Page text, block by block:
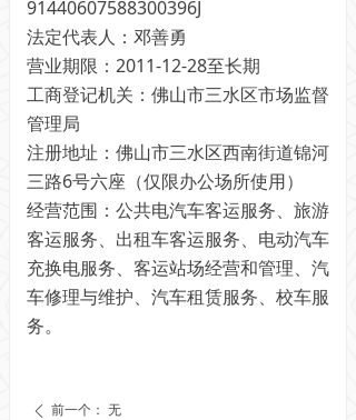
91440607588300396J
法定代表人：邓善勇
营业期限：2011-12-28至长期
工商登记机关：佛山市三水区市场监督
管理局
注册地址：佛山市三水区西南街道锦河
三路6号六座（仅限办公场所使用）
经营范围：公共电汽车客运服务、旅游
客运服务、出租车客运服务、电动汽车
充换电服务、客运站场经营和管理、汽
车修理与维护、汽车租赁服务、校车服
务。
ꄴ 前一个： 无